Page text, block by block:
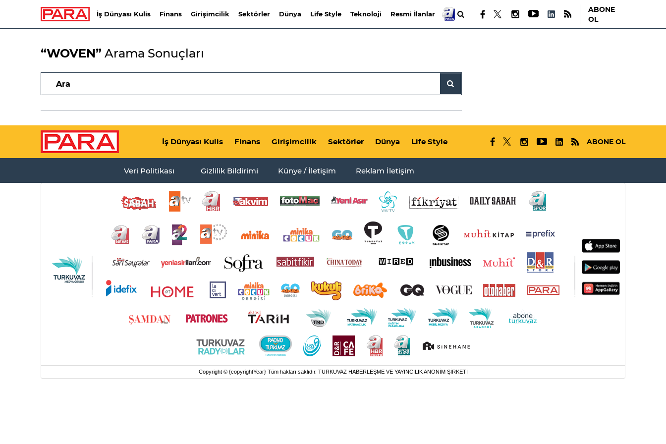
İş Dünyası Kulis Finans Girişimcilik Sektörler Dünya Life Style Teknoloji Resmi İlanlar
ABONE
OL
“WOVEN” Arama Sonuçları
İş Dünyası Kulis Finans Girişimcilik Sektörler Dünya Life Style ABONE OL
Veri Politikası Gizlilik Bildirimi Künye / İletişim Reklam İletişim
Copyright © {copyrightYear} Tüm hakları saklıdır. TURKUVAZ HABERLEŞME VE YAYINCILIK ANONİM ŞİRKETİ